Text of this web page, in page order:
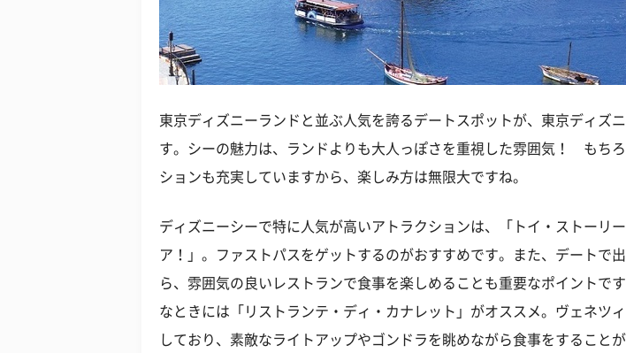
東京ディズニーランドと並ぶ人気を誇るデートスポットが、東京ディズ
す。シーの魅力は、ランドよりも大人っぽさを重視した雰囲気！ もち
ションも充実していますから、楽しみ方は無限大ですね。
ディズニーシーで特に人気が高いアトラクションは、「トイ・ストーリ
ア！」。ファストパスをゲットするのがおすすめです。また、デートで
ら、雰囲気の良いレストランで食事を楽しめることも重要なポイントで
なときには「リストランテ・ディ・カナレット」がオススメ。ヴェネツ
しており、素敵なライトアップやゴンドラを眺めながら食事をすること